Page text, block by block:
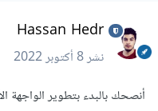
Hassan Hedr
نشر8 أكتوبر 2022
أنصحك بالبدء بتطوير الواجهة